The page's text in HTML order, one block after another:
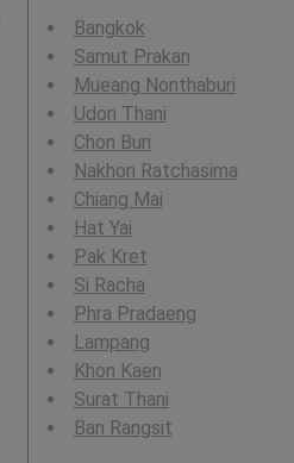
Bangkok
Samut Prakan
Mueang Nonthaburi
Udon Thani
Chon Buri
Nakhon Ratchasima
Chiang Mai
Hat Yai
Pak Kret
Si Racha
Phra Pradaeng
Lampang
Khon Kaen
Surat Thani
Ban Rangsit